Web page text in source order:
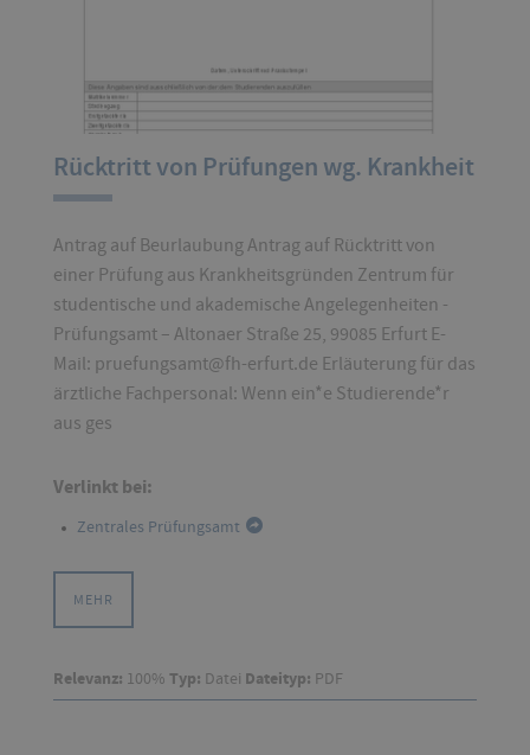
Rücktritt von Prüfungen wg. Krankheit
Antrag auf Beurlaubung Antrag auf Rücktritt von
einer Prüfung aus Krankheitsgründen Zentrum für
studentische und akademische Angelegenheiten -
Prüfungsamt – Altonaer Straße 25, 99085 Erfurt E-
Mail: pruefungsamt@fh-erfurt.de Erläuterung für das
ärztliche Fachpersonal: Wenn ein*e Studierende*r
aus ges
Verlinkt bei:
Zentrales Prüfungsamt
MEHR
Relevanz: 100% Typ: Datei Dateityp: PDF